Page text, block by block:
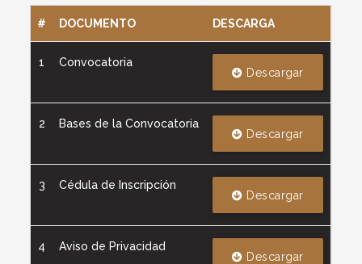
# DOCUMENTO DESCARGA
1
Convocatoria
Descargar
2
Bases de la Convocatoria
Descargar
3
Cédula de Inscripción
Descargar
4
Aviso de Privacidad
Descargar